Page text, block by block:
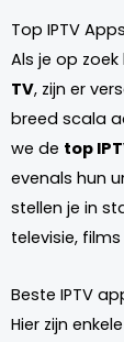
Top IPTV
Als je op
TV, zijn er
breed scala
we de top
evenals hun
stellen je in
televisie, films
Beste IPTV
Hier zijn